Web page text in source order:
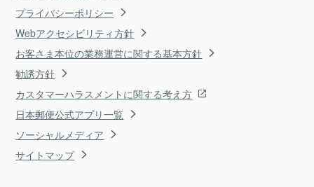
プライバシーポリシー
Webアクセシビリティ方針
お客さま本位の業務運営に関する基本方針
勧誘方針
カスタマーハラスメントに関する考え方
日本郵便公式アプリ一覧
ソーシャルメディア
サイトマップ